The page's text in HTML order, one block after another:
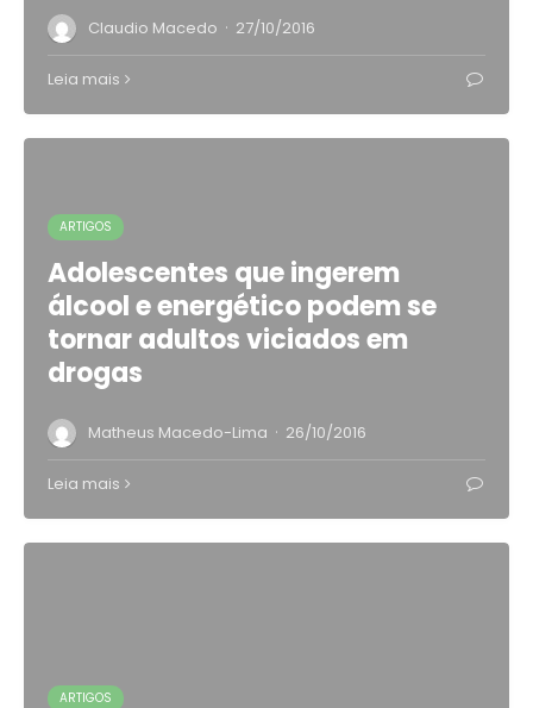
Claudio Macedo · 27/10/2016
Leia mais
ARTIGOS
Adolescentes que ingerem
álcool e energético podem se
tornar adultos viciados em
drogas
Matheus Macedo-Lima · 26/10/2016
Leia mais
ARTIGOS